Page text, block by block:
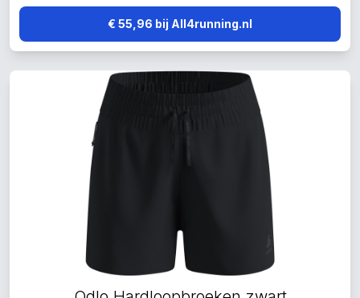
€ 55,96 bij All4running.nl